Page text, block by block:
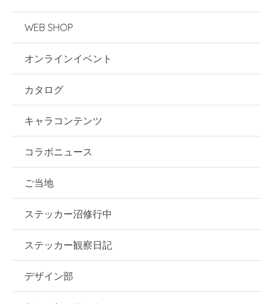
WEB SHOP
オンラインイベント
カタログ
キャラコンテンツ
コラボニュース
ご当地
ステッカー沼修行中
ステッカー観察日記
デザイン部